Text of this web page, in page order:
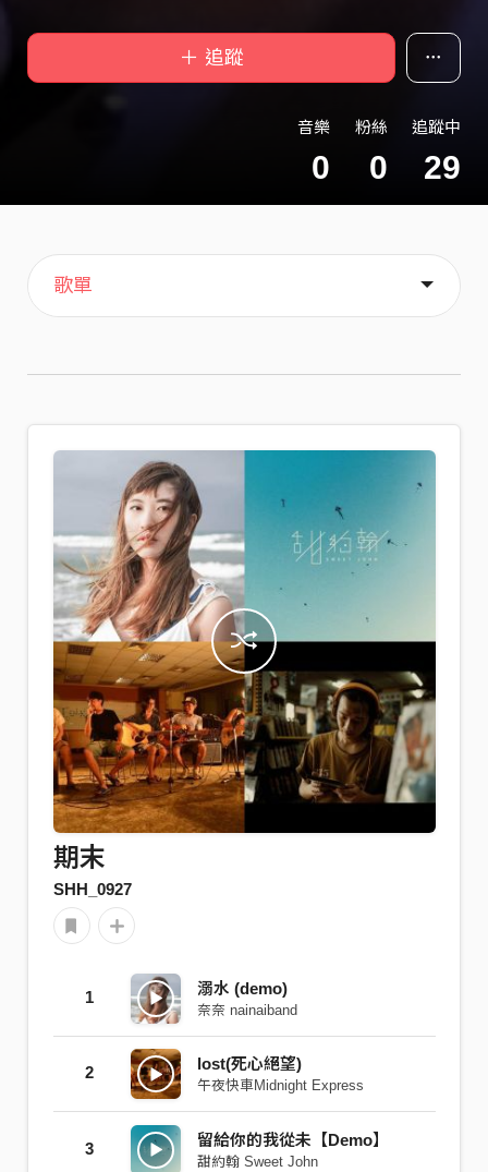
＋ 追蹤
音樂
0
粉絲
0
追蹤中
29
主頁
歌單
喜歡
關於
期末
SHH_0927
1 溺水 (demo)
奈奈 nainaiband
2 lost(死心絕望)
午夜快車Midnight Express
3 留給你的我從未【Demo】
甜約翰 Sweet John